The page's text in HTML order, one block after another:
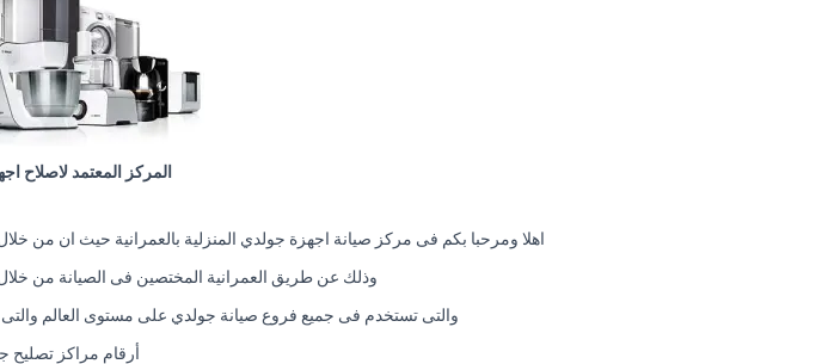
المركز المعتمد لاصلاح
اهلا ومرحبا بكم فى مركز صيانة اجهزة جولدي المنزلية بالعمرانية حيث ان من
وذلك عن طريق العمرانية المختصين فى الصيانة من خلال
والتى تستخدم فى جميع فروع صيانة جولدي على مستوى العالم والتى
أرقام مراكز تصليح